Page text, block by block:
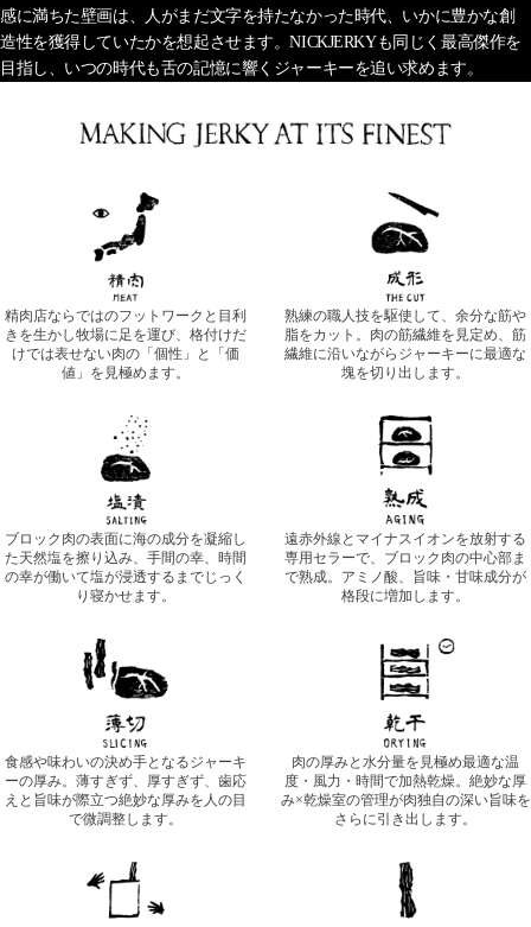
感に満ちた壁画は、人がまだ文字を持たなかった時代、いかに豊かな創
造性を獲得していたかを想起させます。NICKJERKYも同じく最高傑作を
目指し、いつの時代も舌の記憶に響くジャーキーを追い求めます。
精肉店ならではのフットワークと目利
きを生かし牧場に足を運び、格付けだ
けでは表せない肉の「個性」と「価
値」を見極めます。
熟練の職人技を駆使して、余分な筋や
脂をカット。肉の筋繊維を見定め、筋
繊維に沿いながらジャーキーに最適な
塊を切り出します。
ブロック肉の表面に海の成分を凝縮し
た天然塩を擦り込み、手間の幸、時間
の幸が働いて塩が浸透するまでじっく
り寝かせます。
遠赤外線とマイナスイオンを放射する
専用セラーで、ブロック肉の中心部ま
で熟成。アミノ酸、旨味・甘味成分が
格段に増加します。
食感や味わいの決め手となるジャーキ
ーの厚み。薄すぎず、厚すぎず、歯応
えと旨味が際立つ絶妙な厚みを人の目
で微調整します。
肉の厚みと水分量を見極め最適な温
度・風力・時間で加熱乾燥。絶妙な厚
み×乾燥室の管理が肉独自の深い旨味を
さらに引き出します。